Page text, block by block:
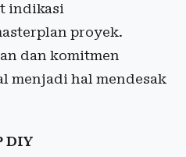
indikasi
proyek.
dan komitmen
menjadi hal mendesak
DIY